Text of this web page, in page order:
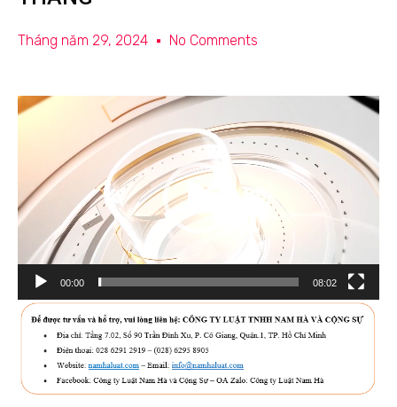
Tháng năm 29, 2024 No Comments
Trình
00:00 08:02